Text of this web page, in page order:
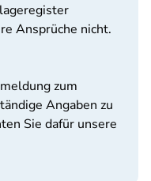
Ansprüche nicht.
zum
Angaben zu
Sie dafür unsere